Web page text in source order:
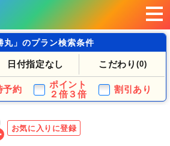
丸」のプラン検索条件
日付指定なし こだわり (0)
予約
ポイント
２倍３倍
割引あり
お気に入りに登録